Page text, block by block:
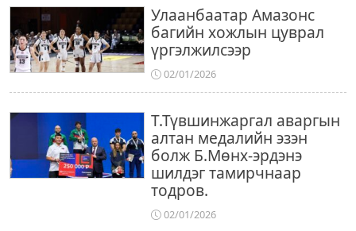
Улаанбаатар Амазонс
багийн хожлын цуврал
үргэлжилсээр
02/01/2026
Т.Түвшинжаргал аваргын
алтан медалийн эзэн
болж Б.Мөнх-эрдэнэ
шилдэг тамирчнаар
тодров.
02/01/2026